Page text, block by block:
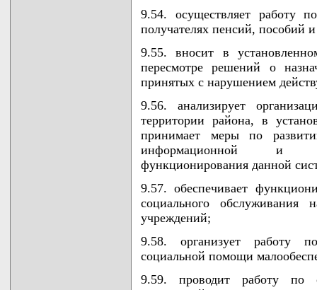
9.54. осуществляет работу
получателях пенсий, пособий
9.55. вносит в
пересмотре решений о
принятых с нарушением
9.56. анализирует
территории района, в
принимает меры по
информационной и
функционирования данной
9.57. обеспечивает
социального обслуживания
учреждений;
9.58. организует работу
социальной помощи
9.59. проводит работу по